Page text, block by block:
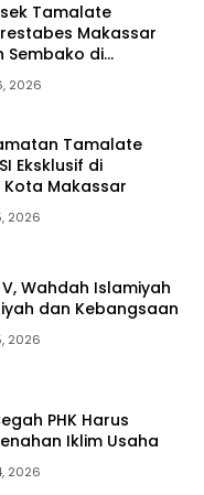
Tamalate
Makassar
Sembako di
2026
Tamalate
Eksklusif di
Kota Makassar
2026
Wahdah Islamiyah
dan Kebangsaan
2026
PHK Harus
Iklim Usaha
2026